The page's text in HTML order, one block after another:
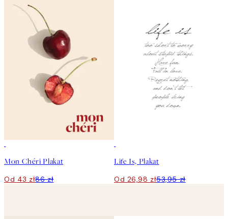
Mon Chéri Plakat
Od 43 zł86 zł
Life Is, Plakat
Od 26,98 zł53,95 zł